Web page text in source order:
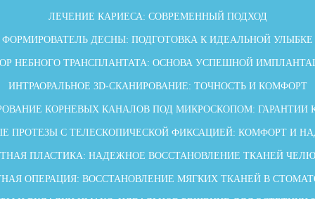
ЛЕЧЕНИЕ КАРИЕСА: СОВРЕМЕННЫЙ ПОДХОД
ФОРМИРОВАТЕЛЬ ДЕСНЫ: ПОДГОТОВКА К ИДЕАЛЬНОЙ УЛЫБКЕ
НЕБНОГО ТРАНСПЛАНТАТА: ОСНОВА УСПЕШНОЙ
ИНТРАОРАЛЬНОЕ 3D-СКАНИРОВАНИЕ: ТОЧНОСТЬ И КОМФОРТ
КОРНЕВЫХ КАНАЛОВ ПОД МИКРОСКОПОМ: ГАРАНТИИ
ПРОТЕЗЫ С ТЕЛЕСКОПИЧЕСКОЙ ФИКСАЦИЕЙ: КОМФОРТ И
ПЛАСТИКА: НАДЕЖНОЕ ВОССТАНОВЛЕНИЕ ТКАНЕЙ
ОПЕРАЦИЯ: ВОССТАНОВЛЕНИЕ МЯГКИХ ТКАНЕЙ В